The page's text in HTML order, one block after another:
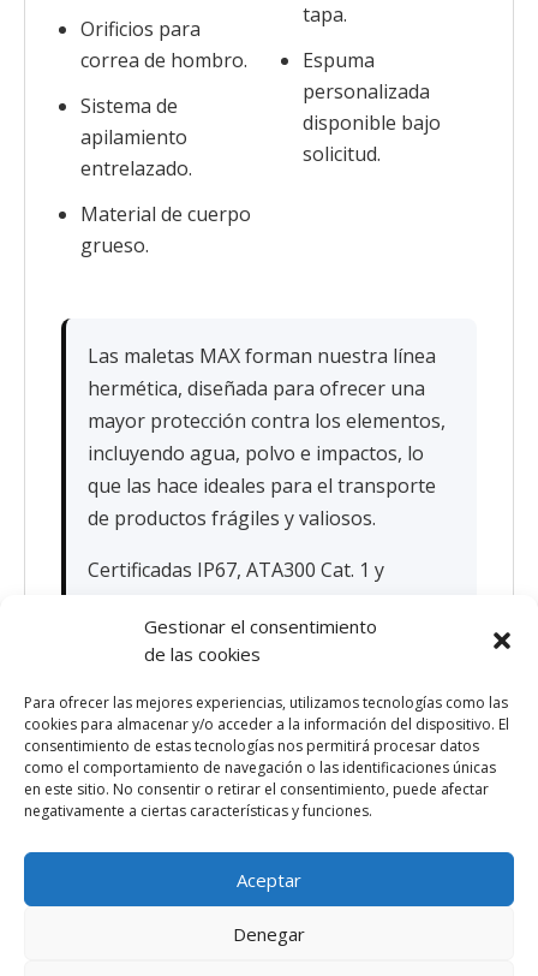
Gestionar el consentimiento
de las cookies
Para ofrecer las mejores experiencias, utilizamos tecnologías como las
cookies para almacenar y/o acceder a la información del dispositivo. El
consentimiento de estas tecnologías nos permitirá procesar datos
como el comportamiento de navegación o las identificaciones únicas
en este sitio. No consentir o retirar el consentimiento, puede afectar
negativamente a ciertas características y funciones.
Aceptar
Denegar
Orificios para
correa de hombro.
Sistema de
apilamiento
entrelazado.
Material de cuerpo
grueso.
tapa.
Espuma
personalizada
disponible bajo
solicitud.
Las maletas MAX forman nuestra línea
hermética, diseñada para ofrecer una
mayor protección contra los elementos,
incluyendo agua, polvo e impactos, lo
que las hace ideales para el transporte
de productos frágiles y valiosos.
Certificadas IP67, ATA300 Cat. 1 y
Vuelve al listado